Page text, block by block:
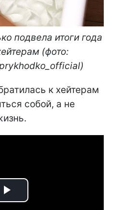
подвела итоги года
(фото:
к хейтерам
собой, а не
Play